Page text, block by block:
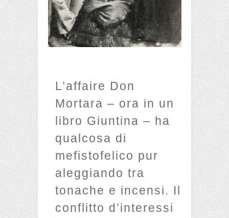
L’affaire Don
Mortara – ora in un
libro Giuntina – ha
qualcosa di
mefistofelico pur
aleggiando tra
tonache e incensi. Il
conflitto d’interessi